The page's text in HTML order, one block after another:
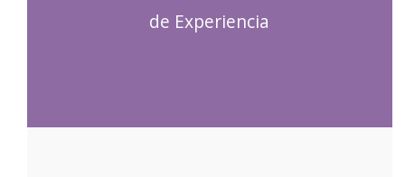
de Experiencia